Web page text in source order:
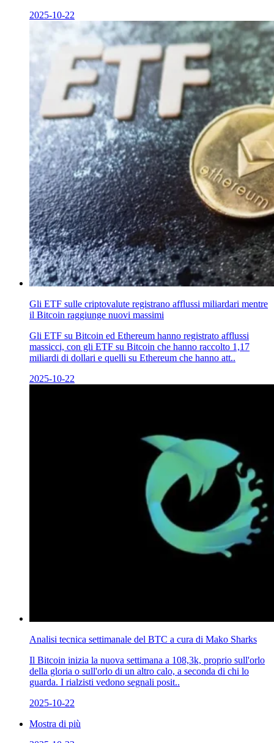
2025-10-22
Gli ETF sulle criptovalute registrano afflussi miliardari mentre
il Bitcoin raggiunge nuovi massimi
Gli ETF su Bitcoin ed Ethereum hanno registrato afflussi
massicci, con gli ETF su Bitcoin che hanno raccolto 1,17
miliardi di dollari e quelli su Ethereum che hanno att..
2025-10-22
Analisi tecnica settimanale del BTC a cura di Mako Sharks
Il Bitcoin inizia la nuova settimana a 108,3k, proprio sull'orlo
della gloria o sull'orlo di un altro calo, a seconda di chi lo
guarda. I rialzisti vedono segnali posit..
2025-10-22
Mostra di più